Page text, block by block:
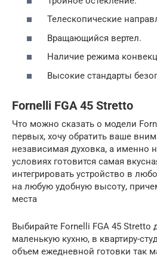
Телескопические
Вращающийся вертел.
Наличие режима
Высокие стандарты
Fornelli FGA 45 Stretto
Что можно сказать о модели
первых, хочу обратить ваше
независимая духовка, а именно
условиях готовится самая
интегрировать устройство в
на любую удобную высоту,
места
Выбирайте Fornelli FGА 45 Stretto
маленькую кухню, в квартиру-
объем ежедневной готовки так